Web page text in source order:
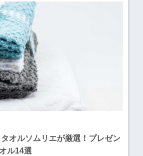
タオルソムリエが厳選！プレゼン
ル14選